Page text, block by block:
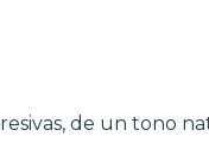
de un tono